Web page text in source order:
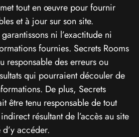
tout en œuvre pour fournir
et à jour sur son site.
ni l’exactitude ni
fournies. Secrets Rooms
responsable des erreurs ou
qui pourraient découler de
De plus, Secrets
être tenu responsable de tout
résultant de l’accès au site
accéder.